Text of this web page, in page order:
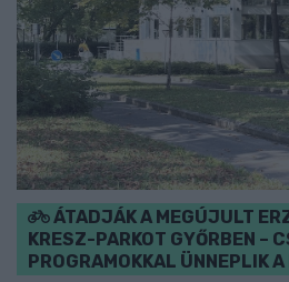
ÁTADJÁK A MEGÚJULT
KRESZ-PARKOT GYŐRBEN –
PROGRAMOKKAL ÜNNEPLIK